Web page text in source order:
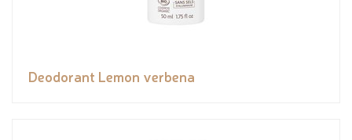
Deodorant Lemon verbena